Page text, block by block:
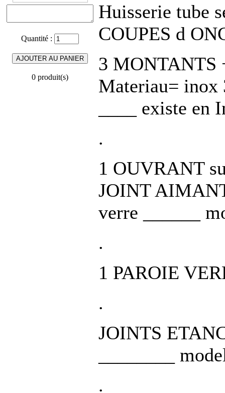
Quantité :
0 produit(s)
Huisserie tube
COUPES d
3 MONTANTS
Materiau= inox
____ existe
.
1 OUVRANT
JOINT
verre ______
.
1 PAROIE
.
JOINTS
________
.